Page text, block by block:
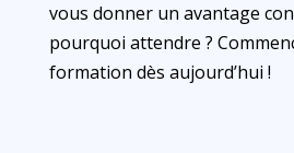
vous donner un avantage
pourquoi attendre ?
formation dès aujourd’hui !